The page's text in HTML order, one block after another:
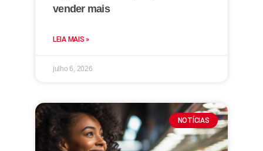
vender mais
LEIA MAIS »
julho 6, 2026
NOTÍCIAS